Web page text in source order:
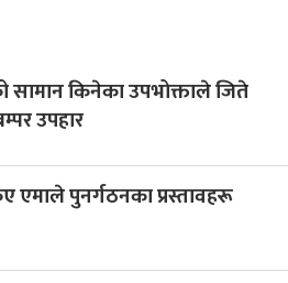
सामान किनेका उपभोक्ताले जिते
उपहार
एमाले पुनर्गठनका प्रस्तावहरू